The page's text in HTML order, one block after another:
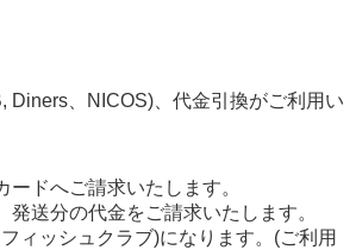
Diners、NICOS)、代金引換がご利用い
ドへご請求いたします。
送分の代金をご請求いたします。
ィッシュクラブ)になります。(ご利用